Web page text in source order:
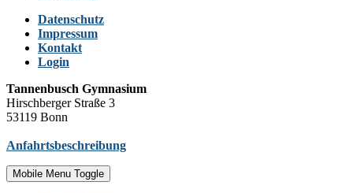
Datenschutz
Impressum
Kontakt
Login
Tannenbusch Gymnasium
Hirschberger Straße 3
53119 Bonn
Anfahrtsbeschreibung
Mobile Menu Toggle